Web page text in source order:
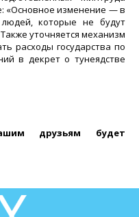
«Основное изменение — в
которые не будут
уточняется механизм
расходы государства по
в декрет о тунеядстве
друзьям будет